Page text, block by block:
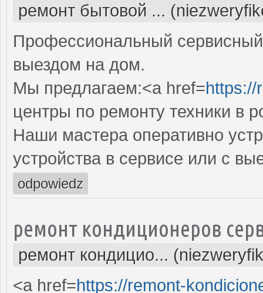
ремонт бытовой ...
Профессиональный
выездом на дом.
Мы предлагаем:<a href=https://
центры по ремонту техники в
Наши мастера оперативно
устройства в сервисе или с
odpowiedz
ремонт кондиционеров
ремонт кондицио...
<a href=https://remont-